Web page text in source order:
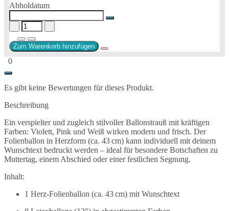
Abholdatum
Zum Warenkorb hinzufügen
0
Es gibt keine Bewertungen für dieses Produkt.
Beschreibung
Ein verspielter und zugleich stilvoller Ballonstrauß mit kräftigen
Farben: Violett, Pink und Weiß wirken modern und frisch. Der
Folienballon in Herzform (ca. 43 cm) kann individuell mit deinem
Wunschtext bedruckt werden – ideal für besondere Botschaften zu
Muttertag, einem Abschied oder einer festlichen Segnung.
Inhalt:
1 Herz-Folienballon (ca. 43 cm) mit Wunschtext